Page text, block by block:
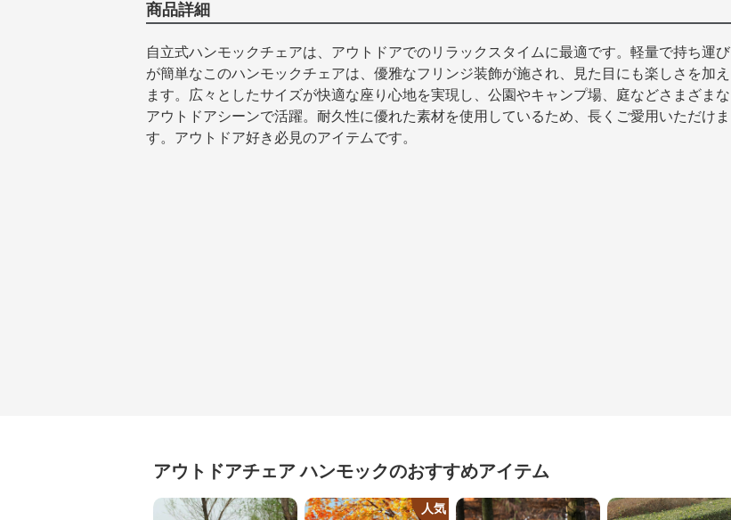
商品詳細
自立式ハンモックチェアは、アウトドアでのリラックスタイムに最適です。軽量で持ち運び
が簡単なこのハンモックチェアは、優雅なフリンジ装飾が施され、見た目にも楽しさを加え
ます。広々としたサイズが快適な座り心地を実現し、公園やキャンプ場、庭などさまざまな
アウトドアシーンで活躍。耐久性に優れた素材を使用しているため、長くご愛用いただけま
す。アウトドア好き必見のアイテムです。
アウトドアチェア ハンモックのおすすめアイテム
人気